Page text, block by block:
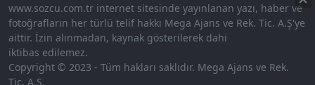
www.sozcu.com.tr internet sitesinde yayınlanan yazı, haber ve
fotoğrafların her türlü telif hakkı Mega Ajans ve Rek. Tic. A.Ş'ye
aittir. İzin alınmadan, kaynak gösterilerek dahi
iktibas edilemez.
Copyright © 2023 - Tüm hakları saklıdır. Mega Ajans ve Rek.
Tic. A.Ş.